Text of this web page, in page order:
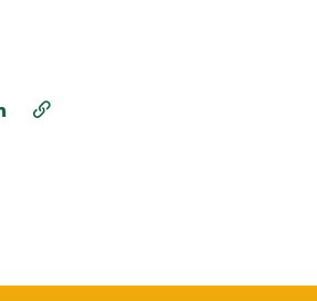
sur Facebook
Partager sur LinkedIn